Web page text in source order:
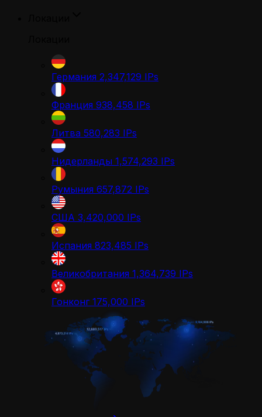
Германия 2,347,129 IPs
Франция 938,458 IPs
Литва 580,283 IPs
Нидерланды 1,574,293 IPs
Румыния 657,872 IPs
США 3,420,000 IPs
Испания 823,485 IPs
Великобритания 1,364,739 IPs
Гонконг 175,000 IPs